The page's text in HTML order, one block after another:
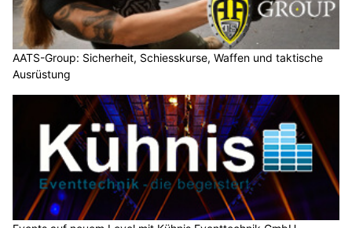
AATS-Group: Sicherheit, Schiesskurse, Waffen und taktische
Ausrüstung